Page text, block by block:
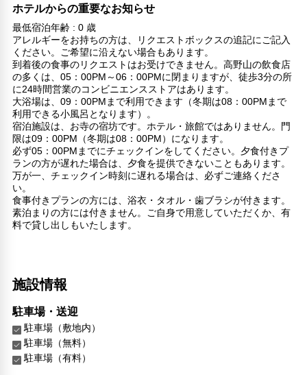
ホテルからの重要なお知らせ
最低宿泊年齢 : 0 歳
アレルギーをお持ちの方は、リクエストボックスの追記にご記入
ください。ご希望に沿えない場合もあります。
到着後の食事のリクエストはお受けできません。高野山の飲食店
の多くは、05：00PM～06：00PMに閉まりますが、徒歩3分の所
に24時間営業のコンビニエンスストアはあります。
大浴場は、09：00PMまで利用できます（冬期は08：00PMまで
利用できる小風呂となります）。
宿泊施設は、お寺の宿坊です。ホテル・旅館ではありません。門
限は09：00PM（冬期は08：00PM）になります。
必ず05：00PMまでにチェックインをしてください。夕食付きプ
ランの方が遅れた場合は、夕食を提供できないこともあります。
万が一、チェックイン時刻に遅れる場合は、必ずご連絡くださ
い。
食事付きプランの方には、浴衣・タオル・歯ブラシが付きます。
素泊まりの方には付きません。ご自身で用意していただくか、有
料で貸し出しもいたします。
施設情報
駐車場・送迎
駐車場（敷地内）
駐車場（無料）
駐車場（有料）